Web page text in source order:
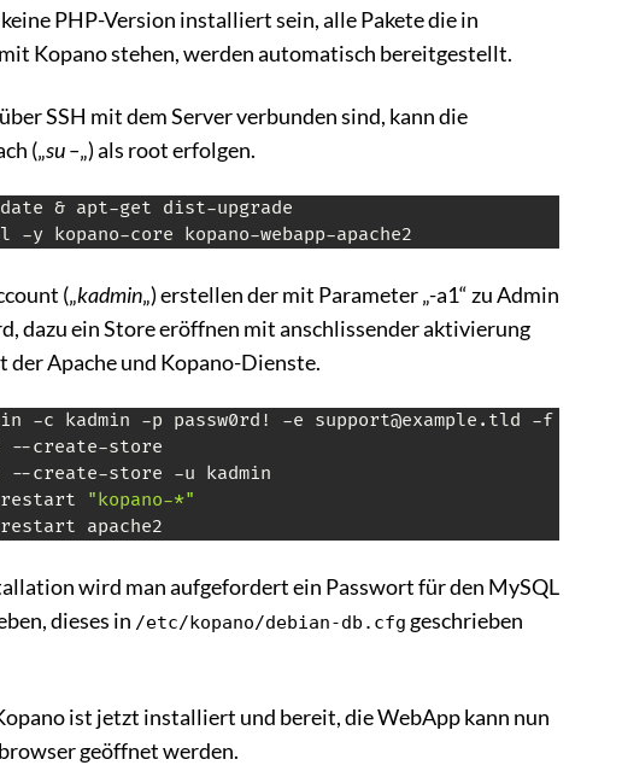
PHP-Version installiert sein, alle Pakete die in
Kopano stehen, werden automatisch bereitgestellt.
SSH mit dem Server verbunden sind, kann die
(„su –„) als root erfolgen.
kopano-core kopano-webapp-apache2
(„kadmin„) erstellen der mit Parameter „-a1“ zu Admin
dazu ein Store eröffnen mit anschlissender aktivierung
der Apache und Kopano-Dienste.
-c kadmin -p passw0rd! -e support@example.tld -f
"kopano-*"
apache2
wird man aufgefordert ein Passwort für den MySQL
dieses in /etc/kopano/debian-db.cfg geschrieben
ist jetzt installiert und bereit, die WebApp kann nun
geöffnet werden.